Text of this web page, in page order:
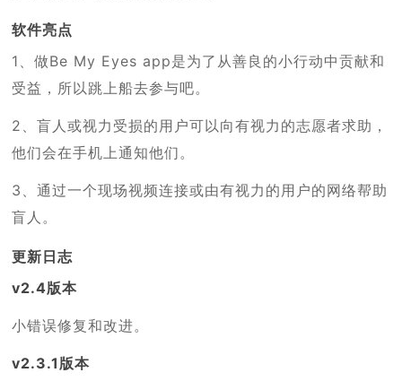
软件亮点
1、做Be My Eyes app是为了从善良的小行动中贡献和
受益，所以跳上船去参与吧。
2、盲人或视力受损的用户可以向有视力的志愿者求助，
他们会在手机上通知他们。
3、通过一个现场视频连接或由有视力的用户的网络帮助
盲人。
更新日志
v2.4版本
小错误修复和改进。
v2.3.1版本